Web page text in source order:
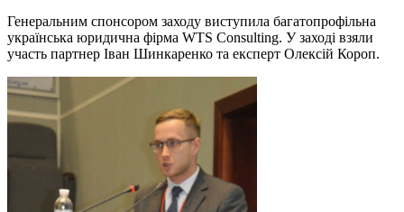
Генеральним спонсором заходу виступила багатопрофільна
українська юридична фірма WTS Consulting. У заході взяли
участь партнер Іван Шинкаренко та експерт Олексій Короп.